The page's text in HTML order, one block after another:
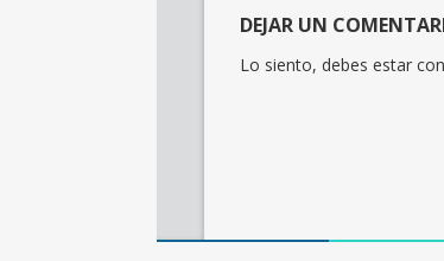
DEJAR UN
Lo siento, debes estar